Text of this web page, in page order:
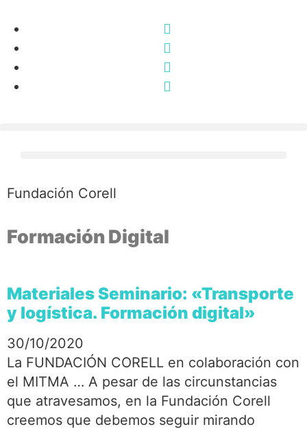
Fundación Corell
Formación Digital
Materiales Seminario: «Transporte
y logística. Formación digital»
30/10/2020
La FUNDACIÓN CORELL en colaboración con
el MITMA … A pesar de las circunstancias
que atravesamos, en la Fundación Corell
creemos que debemos seguir mirando